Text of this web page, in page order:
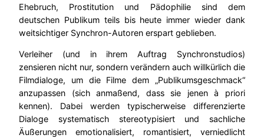
Ehebruch, Prostitution und Pädophilie sind dem
deutschen Publikum teils bis heute immer wieder dank
weitsichtiger Synchron-Autoren erspart geblieben.
Verleiher (und in ihrem Auftrag Synchronstudios)
zensieren nicht nur, sondern verändern auch willkürlich die
Filmdialoge, um die Filme dem „Publikumsgeschmack“
anzupassen (sich anmaßend, dass sie jenen à priori
kennen). Dabei werden typischerweise differenzierte
Dialoge systematisch stereotypisiert und sachliche
Äußerungen emotionalisiert, romantisiert, verniedlicht